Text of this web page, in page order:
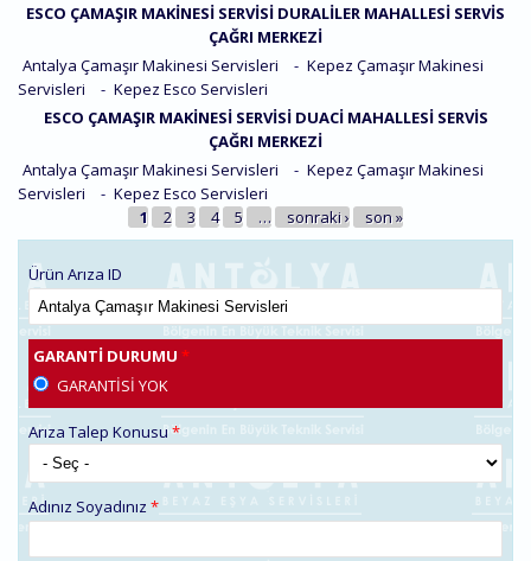
ESCO ÇAMAŞIR MAKINESI SERVISI DURALILER MAHALLESI SERVIS
ÇAĞRI MERKEZI
Antalya Çamaşır Makinesi Servisleri
- Kepez Çamaşır Makinesi
Servisleri
- Kepez Esco Servisleri
ESCO ÇAMAŞIR MAKINESI SERVISI DUACI MAHALLESI SERVIS
ÇAĞRI MERKEZI
Antalya Çamaşır Makinesi Servisleri
- Kepez Çamaşır Makinesi
Servisleri
- Kepez Esco Servisleri
1 2 3 4 5 … sonraki › son »
Ürün Arıza ID
GARANTI DURUMU*
GARANTISI YOK
Arıza Talep Konusu*
Adınız Soyadınız*